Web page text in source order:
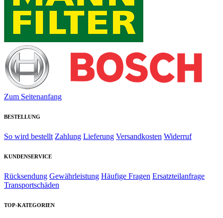
Zum Seitenanfang
BESTELLUNG
So wird bestellt Zahlung Lieferung Versandkosten Widerruf
KUNDENSERVICE
Rücksendung Gewährleistung Häufige Fragen Ersatzteilanfrage
Transportschäden
TOP-KATEGORIEN